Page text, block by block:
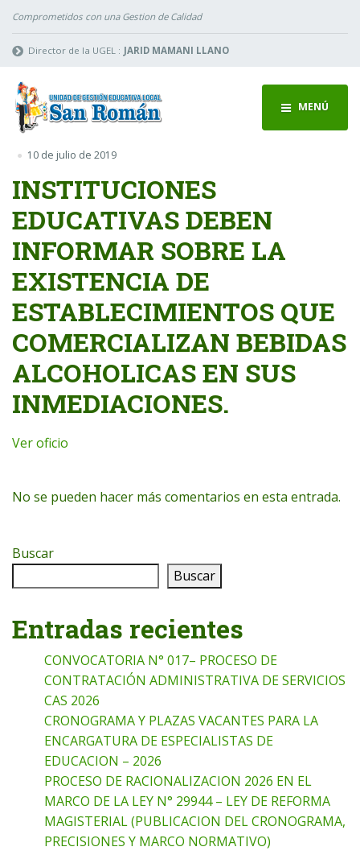
Comprometidos con una Gestion de Calidad
Director de la UGEL : JARID MAMANI LLANO
MENÚ
10 de julio de 2019
INSTITUCIONES
EDUCATIVAS DEBEN
INFORMAR SOBRE LA
EXISTENCIA DE
ESTABLECIMIENTOS QUE
COMERCIALIZAN BEBIDAS
ALCOHOLICAS EN SUS
INMEDIACIONES.
Ver oficio
No se pueden hacer más comentarios en esta entrada.
Buscar
Buscar
Entradas recientes
CONVOCATORIA N° 017– PROCESO DE
CONTRATACIÓN ADMINISTRATIVA DE SERVICIOS
CAS 2026
CRONOGRAMA Y PLAZAS VACANTES PARA LA
ENCARGATURA DE ESPECIALISTAS DE
EDUCACION – 2026
PROCESO DE RACIONALIZACION 2026 EN EL
MARCO DE LA LEY N° 29944 – LEY DE REFORMA
MAGISTERIAL (PUBLICACION DEL CRONOGRAMA,
PRECISIONES Y MARCO NORMATIVO)